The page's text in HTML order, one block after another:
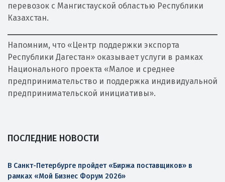
перевозок с Мангистауской областью Республики
Казахстан.
Напомним, что «Центр поддержки экспорта
Республики Дагестан» оказывает услуги в рамках
Национального проекта «Малое и среднее
предпринимательство и поддержка индивидуальной
предпринимательской инициативы».
ПОСЛЕДНИЕ НОВОСТИ
В Санкт-Петербурге пройдет «Биржа поставщиков» в
рамках «Мой Бизнес Форум 2026»